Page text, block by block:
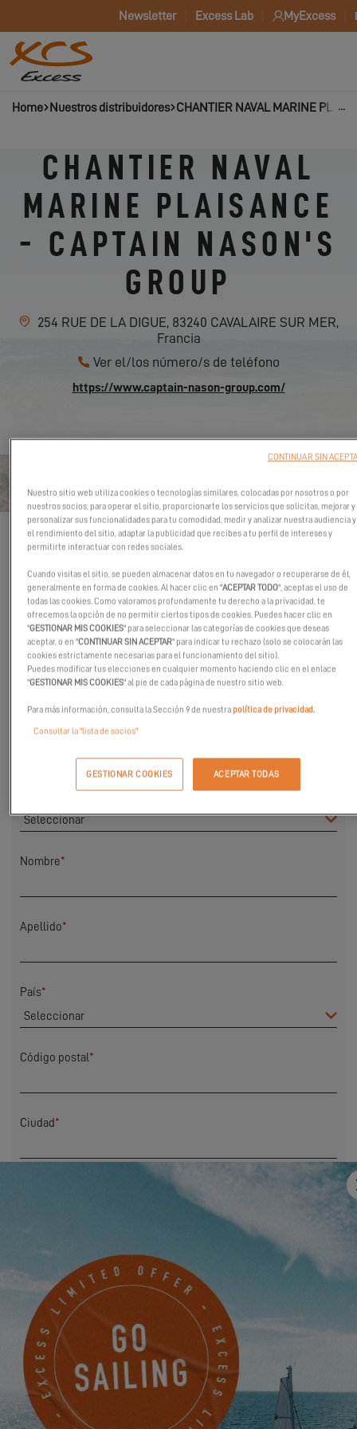
Newsletter Excess Lab MyExcess
Home Nuestros distribuidores CHANTIER NAVAL MARINE
CHANTIER NAVAL
MARINE PLAISANCE
- CAPTAIN NASON'S
GROUP
254 RUE DE LA DIGUE, 83240 CAVALAIRE SUR MER,
Francia
Ver el/los número/s de teléfono
https://www.captain-nason-group.com/
MARINE PLAISANCE - CAPTAIN
NASON'S GROUP
Los campos marcados con un asterisco (*) son obligatorios
SU PROYECTO NÁUTICO
Zona de navegación
Elegir su catamarán favorito *
Nombre*
Apellido*
País*
Código postal*
Ciudad *
Correo electrónico*
Mobile
¿Algo que compartir con nosotros?
Nuestro sitio web utiliza cookies o tecnologías similares, colocadas por nosotros o por
nuestros socios, para operar el sitio, proporcionarte los servicios que solicitas, mejorar y
personalizar sus funcionalidades para tu comodidad, medir y analizar nuestra audiencia y
el rendimiento del sitio, adaptar la publicidad que recibes a tu perfil de intereses y
permitirte interactuar con redes sociales.
Cuando visitas el sitio, se pueden almacenar datos en tu navegador o recuperarse de él,
generalmente en forma de cookies. Al hacer clic en "ACEPTAR TODO", aceptas el uso de
todas las cookies. Como valoramos profundamente tu derecho a la privacidad, te
ofrecemos la opción de no permitir ciertos tipos de cookies. Puedes hacer clic en
"GESTIONAR MIS COOKIES" para seleccionar las categorías de cookies que deseas
aceptar, o en "CONTINUAR SIN ACEPTAR" para indicar tu rechazo (solo se colocarán las
cookies estrictamente necesarias para el funcionamiento del sitio).
Puedes modificar tus elecciones en cualquier momento haciendo clic en el enlace
"GESTIONAR MIS COOKIES" al pie de cada página de nuestro sitio web.
Para más información, consulta la Sección 9 de nuestrapolítica de privacidad.
Consultar la "lista de socios"
GESTIONAR COOKIES ACEPTAR TODAS
CONTINUAR SIN